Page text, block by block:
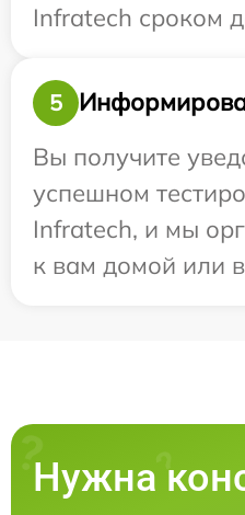
Infratech сроком
5
Вы получите
успешном
Infratech, и мы
к вам домой или
Нужна